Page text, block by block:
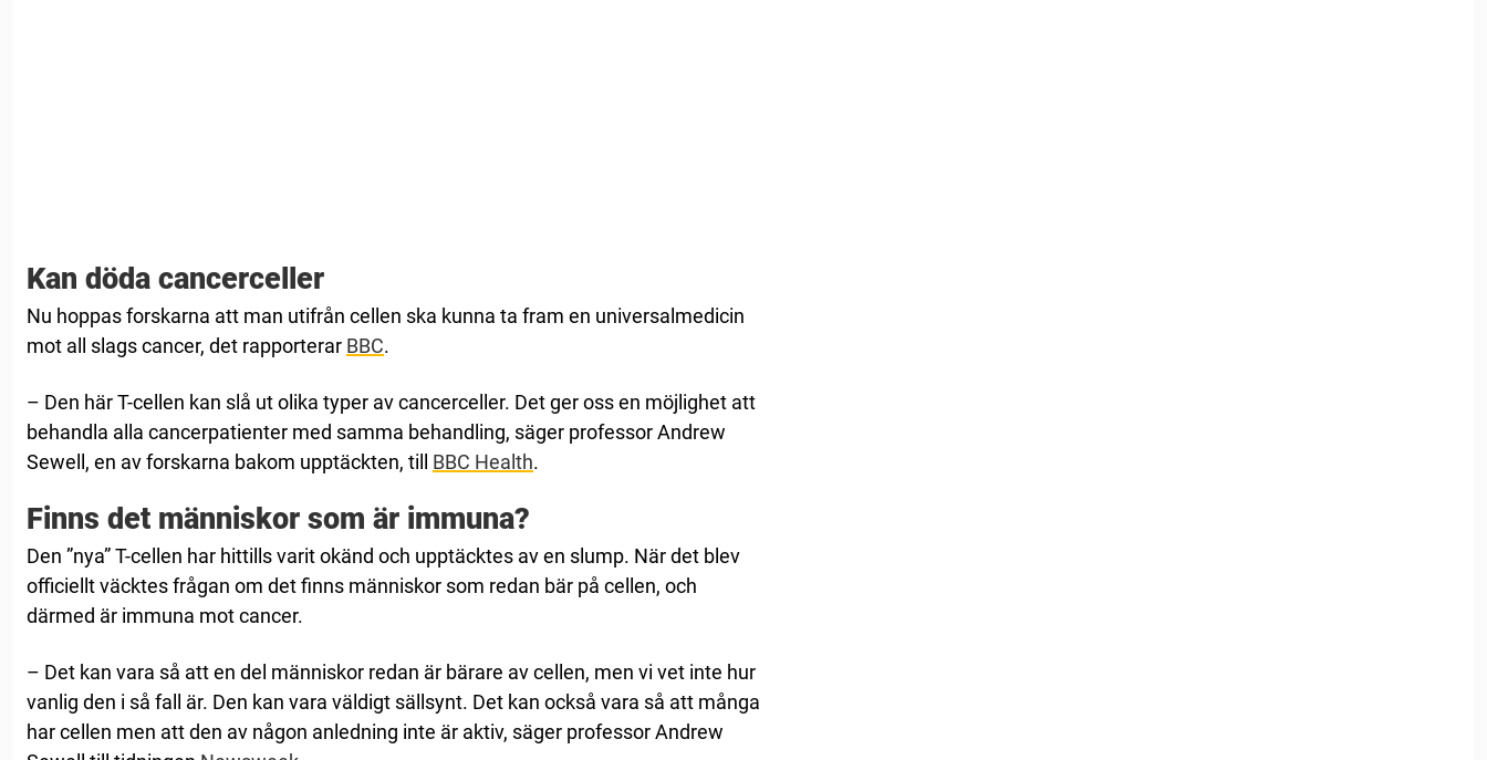
Kan döda cancerceller
Nu hoppas forskarna att man utifrån cellen ska kunna ta fram en universalmedicin
mot all slags cancer, det rapporterar BBC.
– Den här T-cellen kan slå ut olika typer av cancerceller. Det ger oss en möjlighet att
behandla alla cancerpatienter med samma behandling, säger professor Andrew
Sewell, en av forskarna bakom upptäckten, till BBC Health.
Finns det människor som är immuna?
Den ”nya” T-cellen har hittills varit okänd och upptäcktes av en slump. När det blev
officiellt väcktes frågan om det finns människor som redan bär på cellen, och
därmed är immuna mot cancer.
– Det kan vara så att en del människor redan är bärare av cellen, men vi vet inte hur
vanlig den i så fall är. Den kan vara väldigt sällsynt. Det kan också vara så att många
har cellen men att den av någon anledning inte är aktiv, säger professor Andrew